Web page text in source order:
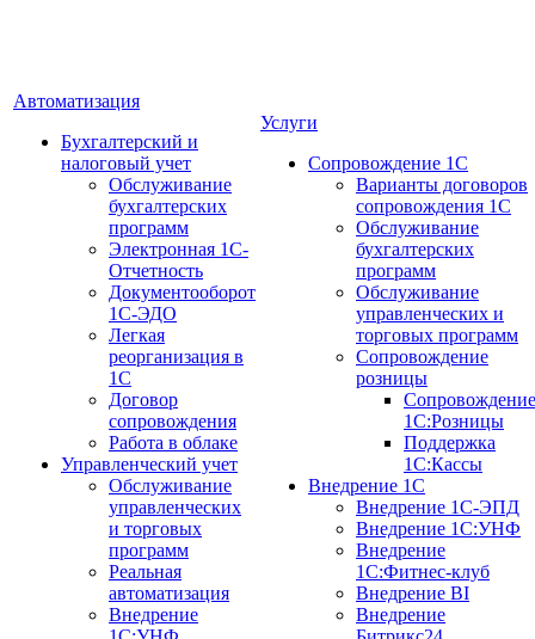
Автоматизация
Бухгалтерский и
налоговый учет
Обслуживание
бухгалтерских
программ
Электронная 1С-
Отчетность
Документооборот
1С-ЭДО
Легкая
реорганизация в
1С
Договор
сопровождения
Работа в облаке
Управленческий учет
Обслуживание
управленческих
и торговых
программ
Реальная
автоматизация
Внедрение
Услуги
Сопровождение 1С
Варианты договоров
сопровождения 1С
Обслуживание
бухгалтерских
программ
Обслуживание
управленческих и
торговых программ
Сопровождение
розницы
Сопровождение
1С:Розницы
Поддержка
1С:Кассы
Внедрение 1С
Внедрение 1С-ЭПД
Внедрение 1С:УНФ
Внедрение
1С:Фитнес-клуб
Внедрение BI
Внедрение